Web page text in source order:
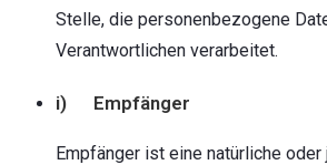
Stelle, die personenbezogene
Verantwortlichen verarbeitet.
i) Empfänger
Empfänger ist eine natürliche